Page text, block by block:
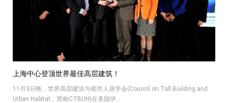
上海中心登顶世界最佳高层建筑！
11月3日晚，世界高层建筑与都市人居学会(Council on Tall Building and
Urban Habitat，简称CTBUH)在美国伊...